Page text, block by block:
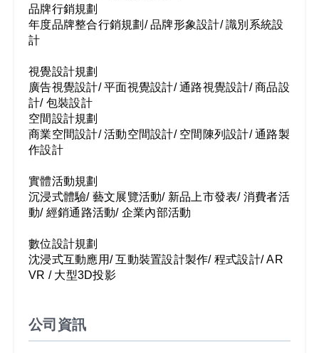
品牌行銷規劃
年度品牌整合行銷規劃/ 品牌形象設計/ 識別系統設
計
視覺設計規劃
廣告視覺設計/ 平面視覺設計/ 通路視覺設計/ 商品設
計/ 包裝設計
空間設計規劃
商業空間設計/ 活動空間設計/ 空間陳列設計/ 通路製
作設計
實體活動規劃
沉浸式體驗/ 藝文展覽活動/ 新品上市發表/ 消費者活
動/ 經銷通路活動/ 企業內部活動
數位設計規劃
沈浸式互動應用/ 互動裝置設計製作/ 程式設計/ AR
VR / 大型3D投影
公司資訊